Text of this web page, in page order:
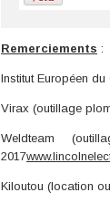
Remerciements :
Institut Européen
Virax (outillage
Weldteam
2017
Kiloutou (location